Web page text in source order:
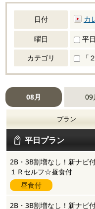
日付 カ
曜日 平
カテゴリ
「
08月 09
プラン
平日プラン
2B・3B割増なし！新ナビ
１Ｒセルフ☆昼食付
昼食付
2B・3B割増なし！新ナビ